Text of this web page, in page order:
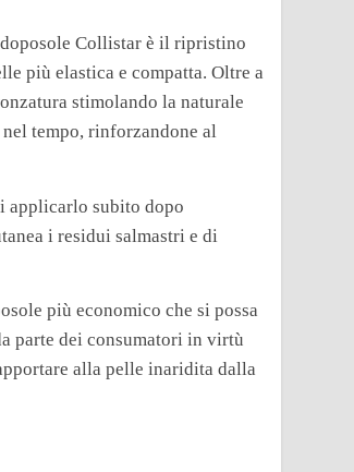
Collistar è il ripristino
più elastica e compatta. Oltre a
stimolando la naturale
tempo, rinforzandone al
applicarlo subito dopo
i residui salmastri e di
più economico che si possa
parte dei consumatori in virtù
alla pelle inaridita dalla